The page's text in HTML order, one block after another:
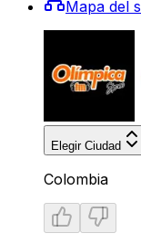
Mapa del
Elegir Ciudad
Colombia